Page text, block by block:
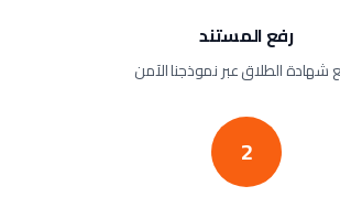
رفع المستند
شهادة الطلاق عبر نموذجنا الآمن
2